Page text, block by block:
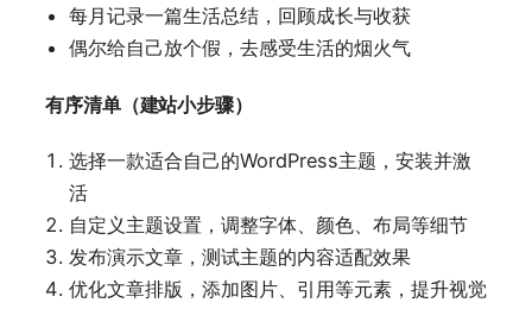
每月记录一篇生活总结，回顾成长与收获
偶尔给自己放个假，去感受生活的烟火气
有序清单（建站小步骤）
选择一款适合自己的WordPress主题，安装并激
活
自定义主题设置，调整字体、颜色、布局等细节
发布演示文章，测试主题的内容适配效果
优化文章排版，添加图片、引用等元素，提升视觉